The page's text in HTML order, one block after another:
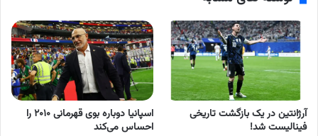
آرژانتین در یک بازگشت تاریخی
فینالیست شد!
اسپانیا دوباره بوی قهرمانی ۲۰۱۰ را
احساس می‌کند